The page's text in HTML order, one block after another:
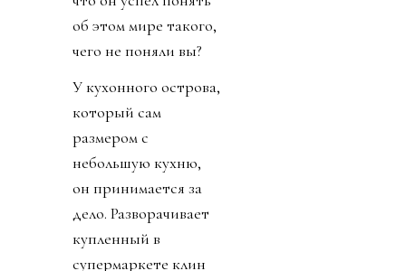
придерживает их за
ошейники, чтобы
Когда собаки
удовлетворяют
любопытство — или
просто теряют
интерес, — он
протягивает руку и
представляется: